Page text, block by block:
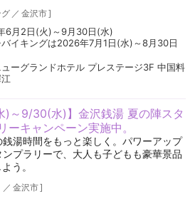
／ 金沢市]
6月2日(火)～9月30日(水)
バイキングは2026年7月1日(水)～8月30日
ーグランドホテル プレステージ3F 中国料
)～9/30(水)】金沢銭湯 夏の陣スタ
ーキャンペーン実施中。
銭湯時間をもっと楽しく。パワーアップ
ンプラリーで、大人も子どもも豪華景品
う。
／ 金沢市]